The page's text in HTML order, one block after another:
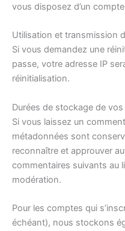
vous disposez d’un
Utilisation et transmission
Si vous demandez une
passe, votre adresse IP
réinitialisation.
Durées de stockage de
Si vous laissez un
métadonnées sont
reconnaître et approuver
commentaires suivants au
modération.
Pour les comptes qui
échéant), nous stockons